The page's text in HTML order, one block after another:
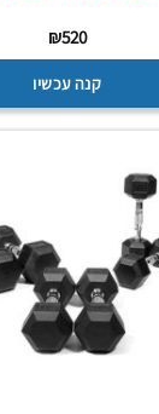
₪520
קנה עכשיו